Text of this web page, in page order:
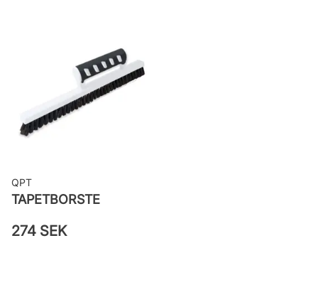
Leverantörens artikelnummer:
83120
QPT
TAPETBORSTE
274 SEK